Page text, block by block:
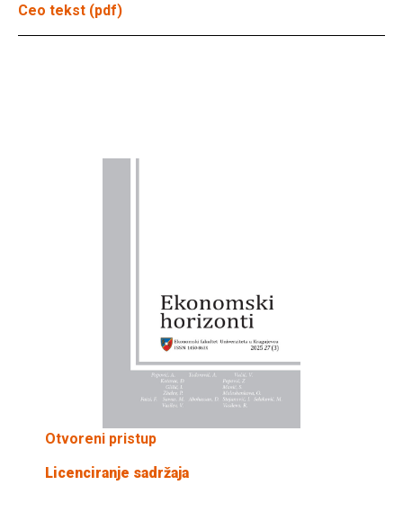
Ceo tekst (pdf)
Otvoreni pristup
Licenciranje sadržaja